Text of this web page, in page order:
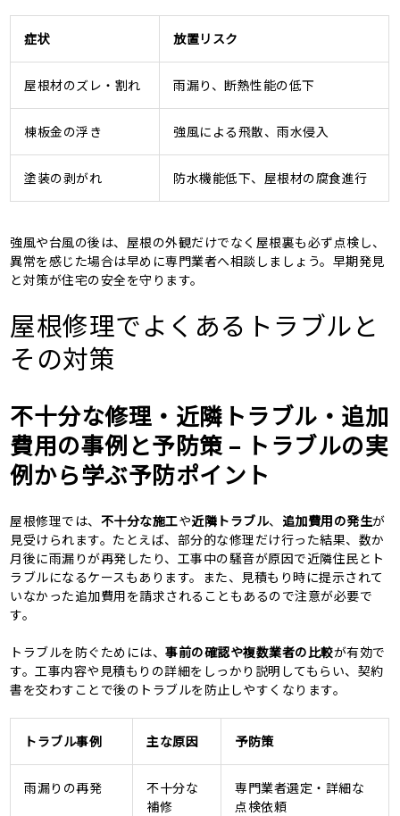
症状 放置リスク
屋根材のズレ・割れ 雨漏り、断熱性能の低下
棟板金の浮き 強風による飛散、雨水侵入
塗装の剥がれ 防水機能低下、屋根材の腐食進行
強風や台風の後は、屋根の外観だけでなく屋根裏も必ず点検し、
異常を感じた場合は早めに専門業者へ相談しましょう。早期発見
と対策が住宅の安全を守ります。
屋根修理でよくあるトラブルと
その対策
不十分な修理・近隣トラブル・追加
費用の事例と予防策 – トラブルの実
例から学ぶ予防ポイント
屋根修理では、 不十分な施工や近隣トラブル、 追加費用の発生が
見受けられます。たとえば、部分的な修理だけ行った結果、数か
月後に雨漏りが再発したり、工事中の騒音が原因で近隣住民とト
ラブルになるケースもあります。また、見積もり時に提示されて
いなかった追加費用を請求されることもあるので注意が必要で
す。
トラブルを防ぐためには、事前の確認や複数業者の比較が有効で
す。工事内容や見積もりの詳細をしっかり説明してもらい、契約
書を交わすことで後のトラブルを防止しやすくなります。
トラブル事例 主な原因 予防策
雨漏りの再発
不十分な
補修
専門業者選定・詳細な
点検依頼